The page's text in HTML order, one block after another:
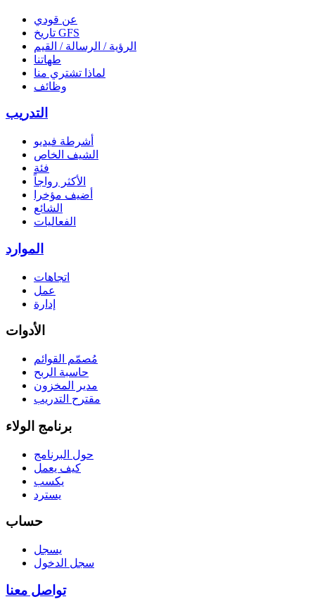
عن قودي
تاريخ GFS
الرؤية / الرسالة / القيم
طهاتنا
لماذا تشتري منا
وظائف
التدريب
أشرطة فيديو
الشيف الخاص
فئة
الأكثر رواجاً
أضيف مؤخرا
الشائع
الفعاليات
الموارد
اتجاهات
عمل
إدارة
الأدوات
مُصمّم القوائم
حاسبة الربح
مدير المخزون
مقترح التدريب
برنامج الولاء
حول البرنامج
كيف يعمل
يكسب
يسترد
حساب
يسجل
سجل الدخول
تواصل معنا